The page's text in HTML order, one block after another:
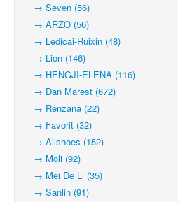
→ Seven (56)
→ ARZO (56)
→ Ledicai-Ruixin (48)
→ Lion (146)
→ HENGJI-ELENA (116)
→ Dan Marest (672)
→ Renzana (22)
→ Favorit (32)
→ Allshoes (152)
→ Moli (92)
→ Mei De Li (35)
→ Sanlin (91)